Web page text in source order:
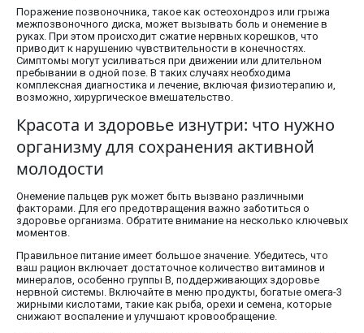
Поражение позвоночника, такое как остеохондроз или грыжа
межпозвоночного диска, может вызывать боль и онемение в
руках. При этом происходит сжатие нервных корешков, что
приводит к нарушению чувствительности в конечностях.
Симптомы могут усиливаться при движении или длительном
пребывании в одной позе. В таких случаях необходима
комплексная диагностика и лечение, включая физиотерапию и,
возможно, хирургическое вмешательство.
Красота и здоровье изнутри: что нужно
организму для сохранения активной
молодости
Онемение пальцев рук может быть вызвано различными
факторами. Для его предотвращения важно заботиться о
здоровье организма. Обратите внимание на несколько ключевых
моментов.
Правильное питание имеет большое значение. Убедитесь, что
ваш рацион включает достаточное количество витаминов и
минералов, особенно группы B, поддерживающих здоровье
нервной системы. Включайте в меню продукты, богатые омега-3
жирными кислотами, такие как рыба, орехи и семена, которые
снижают воспаление и улучшают кровообращение.